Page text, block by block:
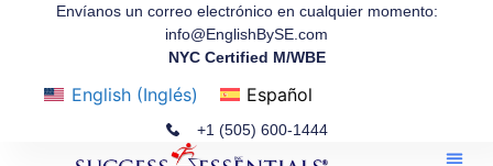
Envíanos un correo electrónico en cualquier momento:
info@EnglishBySE.com
NYC Certified M/WBE
English(Inglés) Español
+1 (505) 600-1444